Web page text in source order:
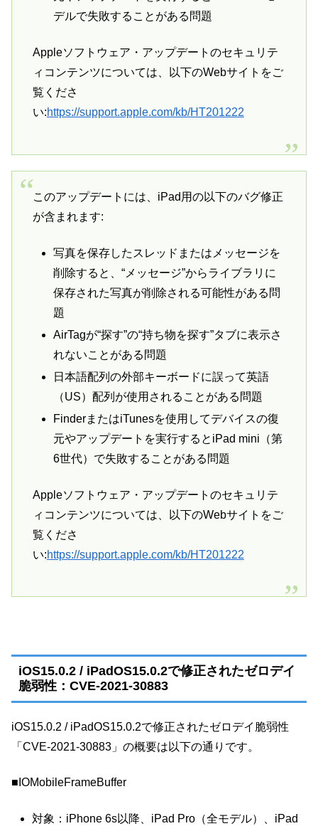
デルで失敗することがある問題
Appleソフトウェア・アップデートのセキュリテ
ィコンテンツについては、以下のWebサイトをご
覧くださ
い:https://support.apple.com/kb/HT201222
このアップデートには、iPad用の以下のバグ修正
が含まれます:
写真を保存したスレッドまたはメッセージを
削除すると、“メッセージ”からライブラリに
保存された写真が削除される可能性がある問
題
AirTagが“探す”の“持ち物を探す”タブに表示さ
れないことがある問題
日本語配列の外部キーボードに誤って英語
（US）配列が使用されることがある問題
FinderまたはiTunesを使用してデバイスの復
元やアップデートを実行するとiPad mini（第
6世代）で失敗することがある問題
Appleソフトウェア・アップデートのセキュリテ
ィコンテンツについては、以下のWebサイトをご
覧くださ
い:https://support.apple.com/kb/HT201222
iOS15.0.2 / iPadOS15.0.2で修正されたゼロデイ
脆弱性：CVE-2021-30883
iOS15.0.2 / iPadOS15.0.2で修正されたゼロデイ脆弱性
「CVE-2021-30883」の概要は以下の通りです。
■IOMobileFrameBuffer
対象：iPhone 6s以降、iPad Pro（全モデル）、iPad